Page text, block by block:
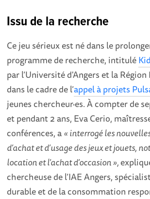
Issu de la recherche
Ce jeu sérieux est né dans le
programme de recherche, intitulé
par l’Université d'Angers et la Région
dans le cadre de l’appel à projets
jeunes chercheur·es. À compter de
et pendant 2 ans, Eva Cerio,
conférences, a« interrogé les
d’achat et d’usage des jeux et jouets,
location et l’achat d’occasion »,
chercheuse de l’IAE Angers,
durable et de la consommation